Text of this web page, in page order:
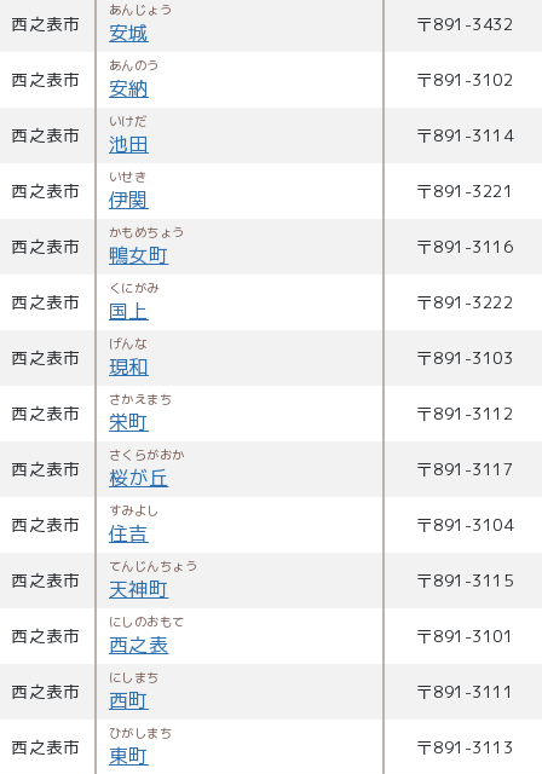
西之表市
あんじょう
安城 〒891-3432
西之表市
あんのう
安納 〒891-3102
西之表市
いけだ
池田 〒891-3114
西之表市
いせき
伊関 〒891-3221
西之表市
かもめちょう
鴨女町 〒891-3116
西之表市
くにがみ
国上 〒891-3222
西之表市
げんな
現和 〒891-3103
西之表市
さかえまち
栄町 〒891-3112
西之表市
さくらがおか
桜が丘 〒891-3117
西之表市
すみよし
住吉 〒891-3104
西之表市
てんじんちょう
天神町 〒891-3115
西之表市
にしのおもて
西之表 〒891-3101
西之表市
にしまち
西町 〒891-3111
西之表市
ひがしまち
東町 〒891-3113